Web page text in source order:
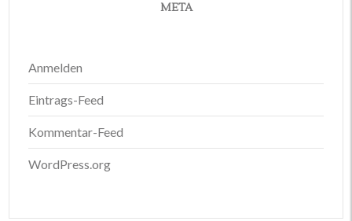
META
Anmelden
Eintrags-Feed
Kommentar-Feed
WordPress.org